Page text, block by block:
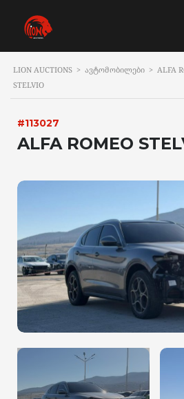
LION AUCTIONS > ᲐᲕᲢᲝᲛᲝᲑᲘᲚᲔᲑᲘ > ALFA
STELVIO
#113027
ALFA ROMEO